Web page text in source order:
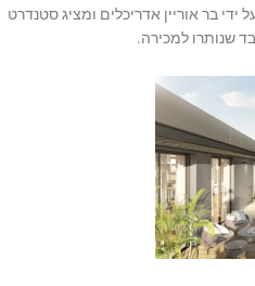
בר אוריין אדריכלים ומציג סטנדרט